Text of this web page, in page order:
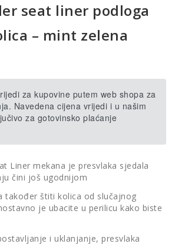
seat liner podloga
– mint zelena
za kupovine putem web shopa za
Navedena cijena vrijedi i u našim
za gotovinsko plaćanje
Liner mekana je presvlaka sjedala
čini još ugodnijom
također štiti kolica od slučajnog
je ubacite u perilicu kako biste
i uklanjanje, presvlaka